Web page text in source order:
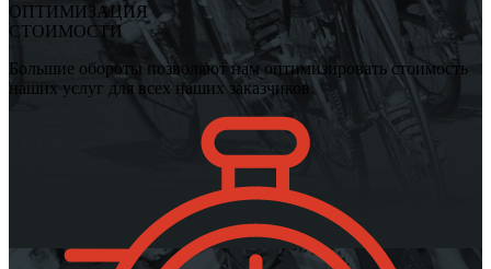
ОПТИМИЗАЦИЯ
СТОИМОСТИ
Большие обороты позволяют нам оптимизировать стоимость
наших услуг для всех наших заказчиков.